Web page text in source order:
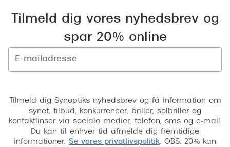
Tilmeld dig vores nyhedsbrev og
spar 20% online
Tilmeld dig Synoptiks nyhedsbrev og få information om
synet, tilbud, konkurrencer, briller, solbriller og
kontaktlinser via sociale medier, telefon, sms og e-mail.
Du kan til enhver tid afmelde dig fremtidige
informationer. Se vores privatlivspolitik. OBS. 20% kan